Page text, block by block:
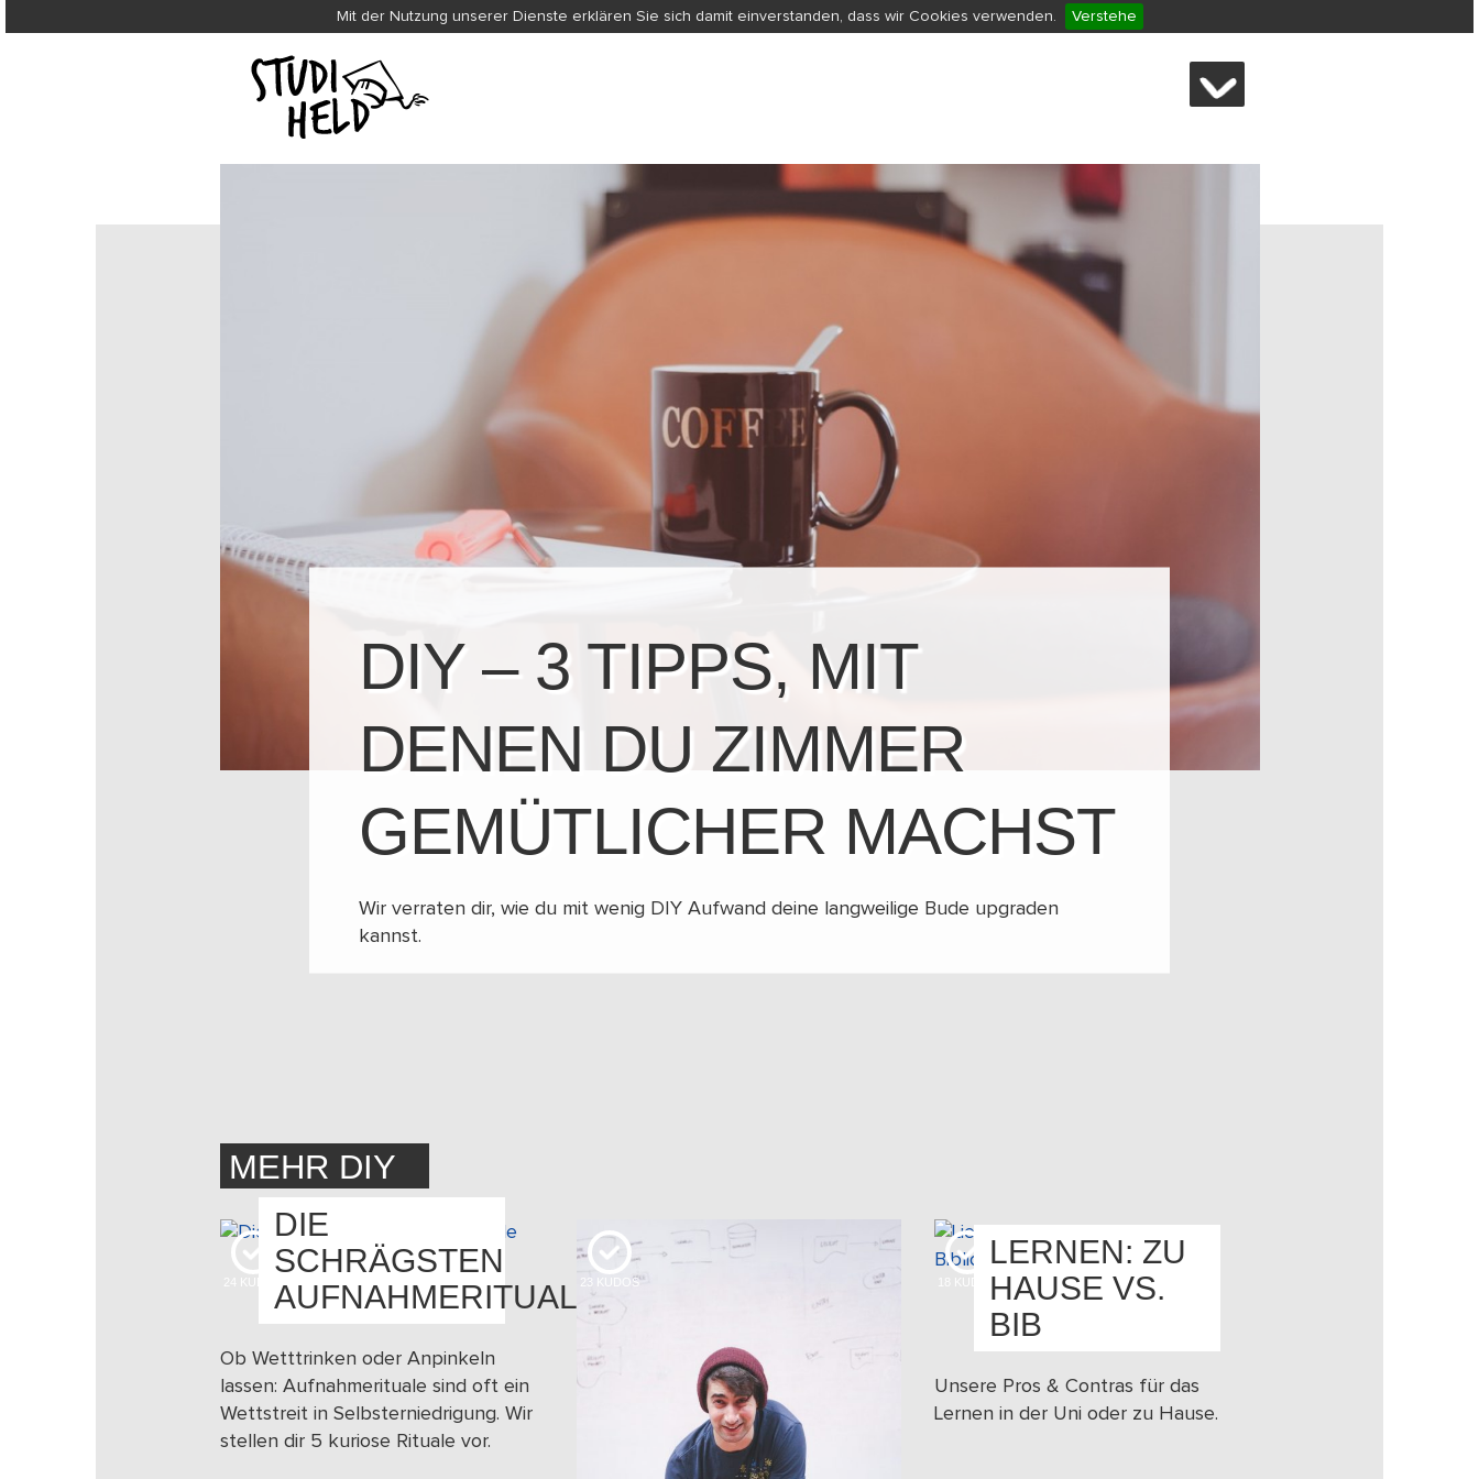
Mit der Nutzung unserer Dienste erklären Sie sich damit einverstanden, dass wir Cookies verwenden. Verstehe
DIY – 3 TIPPS, MIT
DENEN DU ZIMMER
GEMÜTLICHER MACHST
Wir verraten dir, wie du mit wenig DIY Aufwand deine langweilige Bude upgraden
kannst.
MEHR DIY
KUDOS
DIE
SCHRÄGSTEN
AUFNAHMERITUALE
Ob Wetttrinken oder Anpinkeln
lassen: Aufnahmerituale sind oft ein
Wettstreit in Selbsterniedrigung. Wir
stellen dir 5 kuriose Rituale vor.
23 KUDOS KUDOS
LERNEN: ZU
HAUSE VS.
BIB
Unsere Pros & Contras für das
Lernen in der Uni oder zu Hause.